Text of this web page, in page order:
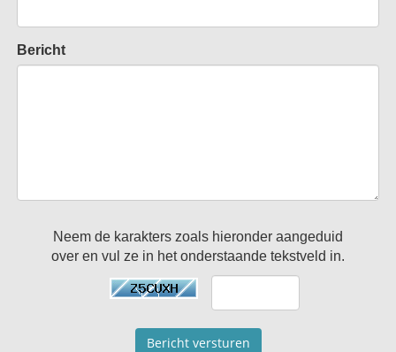
Bericht
Neem de karakters zoals hieronder aangeduid
over en vul ze in het onderstaande tekstveld in.
Bericht versturen